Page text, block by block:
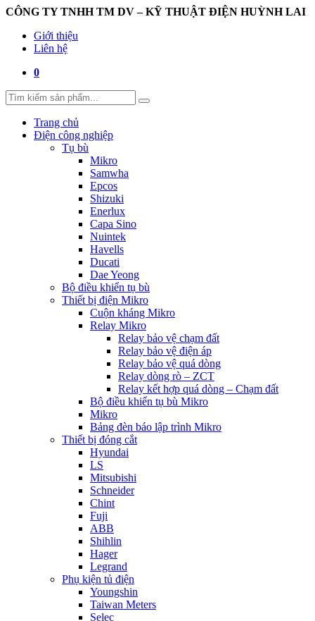
CÔNG TY TNHH TM DV – KỸ THUẬT ĐIỆN HUỲNH LAI
Giới thiệu
Liên hệ
0
Trang chủ
Điện công nghiệp
Tụ bù
Mikro
Samwha
Epcos
Shizuki
Enerlux
Capa Sino
Nuintek
Havells
Ducati
Dae Yeong
Bộ điều khiển tụ bù
Thiết bị điện Mikro
Cuộn kháng Mikro
Relay Mikro
Relay bảo vệ chạm đất
Relay bảo vệ điện áp
Relay bảo vệ quá dòng
Relay dòng rò – ZCT
Relay kết hợp quá dòng – Chạm đất
Bộ điều khiển tụ bù Mikro
Mikro
Bảng đèn báo lập trình Mikro
Thiết bị đóng cắt
Hyundai
LS
Mitsubishi
Schneider
Chint
Fuji
ABB
Shihlin
Hager
Legrand
Phụ kiện tủ điện
Youngshin
Taiwan Meters
Selec